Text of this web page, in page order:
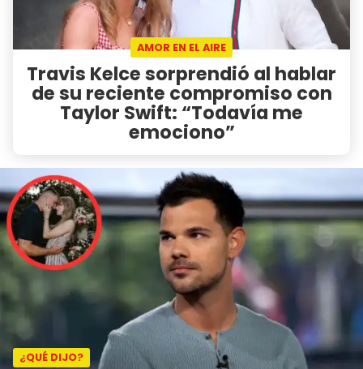
AMOR EN EL AIRE
Travis Kelce sorprendió al hablar
de su reciente compromiso con
Taylor Swift: “Todavía me
emociono”
¿QUÉ DIJO?